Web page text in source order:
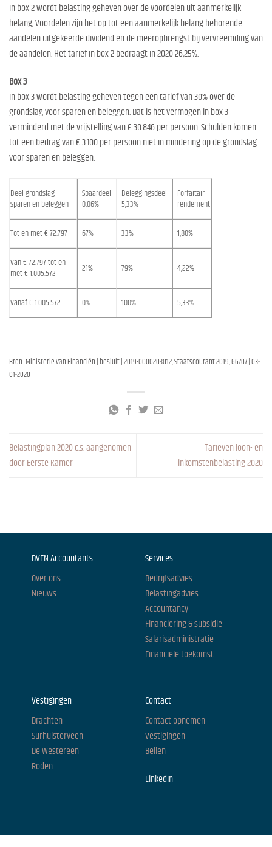
In box 2 wordt belasting geheven over de voordelen uit aanmerkelijk
belang, Voordelen zijn het op tot een aanmerkelijk belang behorende
aandelen uitgekeerde dividend en de meeropbrengst bij vervreemding van
de aandelen. Het tarief in box 2 bedraagt in 2020 26,25%.
Box 3
In box 3 wordt belasting geheven tegen een tarief van 30% over de
grondslag voor sparen en beleggen. Dat is het vermogen in box 3
verminderd met de vrijstelling van € 30.846 per persoon. Schulden komen
tot een bedrag van € 3.100 per persoon niet in mindering op de grondslag
voor sparen en beleggen.
Deel grondslag
sparen en beleggen
Spaardeel
0,06%
Beleggingsdeel
5,33%
Forfaitair
rendement
Tot en met € 72.797 67% 33% 1,80%
Van € 72.797 tot en
met € 1.005.572
21% 79% 4,22%
Vanaf € 1.005.572 0% 100% 5,33%
Bron: Ministerie van Financiën | besluit | 2019-0000203012, Staatscourant 2019, 66707 | 03-
01-2020
Belastingplan 2020 c.s. aangenomen
door Eerste Kamer
Tarieven loon- en
inkomstenbelasting 2020
DVEN Accountants
Over ons
Nieuws
Services
Bedrijfsadvies
Belastingadvies
Accountancy
Financiering & subsidie
Salarisadministratie
Financiële toekomst
Vestigingen
Drachten
Surhuisterveen
De Westereen
Roden
Contact
Contact opnemen
Vestigingen
Bellen
LinkedIn